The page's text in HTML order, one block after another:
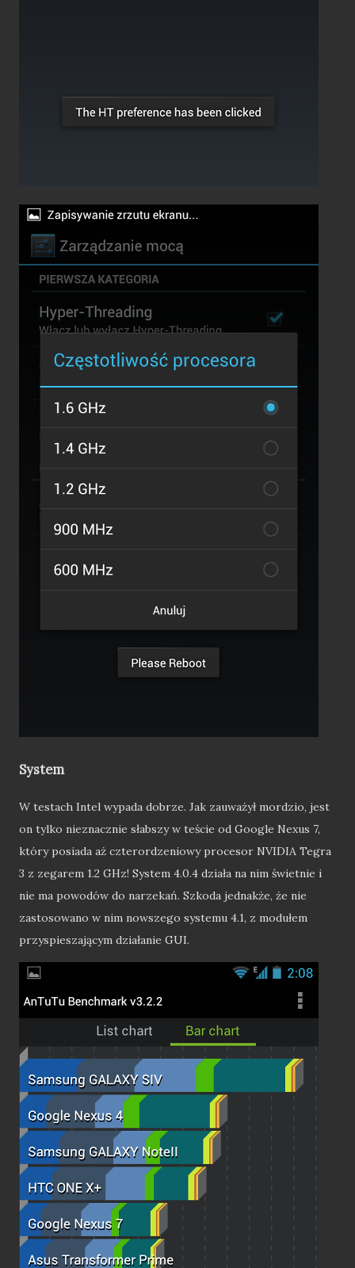
System
W testach Intel wypada dobrze. Jak zauważył mordzio, jest
on tylko nieznacznie słabszy w teście od Google Nexus 7,
który posiada aż czterordzeniowy procesor NVIDIA Tegra
3 z zegarem 1.2 GHz! System 4.0.4 działa na nim świetnie i
nie ma powodów do narzekań. Szkoda jednakże, że nie
zastosowano w nim nowszego systemu 4.1, z modułem
przyspieszającym działanie GUI.